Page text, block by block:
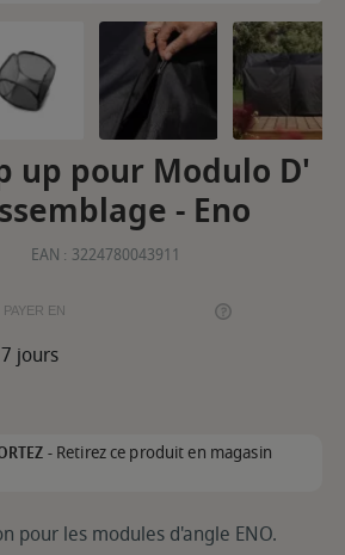
up pour Modulo D'
- Eno
EAN : 3224780043911
PAYER EN
jours
-Retirez ce produit en magasin
pour les modules d'angle ENO.